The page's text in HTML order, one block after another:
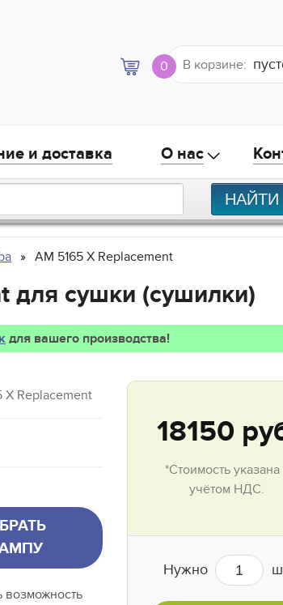
0 В корзине:
и доставка О нас
AM 5165 X Replacement
для сушки (сушилки)
для вашего производства!
X Replacement
возможность
18150
*Стоимость указана
учётом НДС.
Нужно